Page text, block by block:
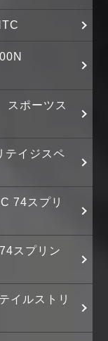
ポーツス
テイジスペ
74スプリ
スプリン
イルストリ